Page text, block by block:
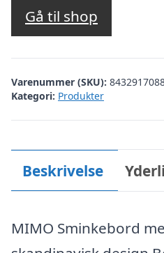
Gå til shop
Varenummer (SKU):
Kategori: Produkter
Beskrivelse
MIMO Sminkebord